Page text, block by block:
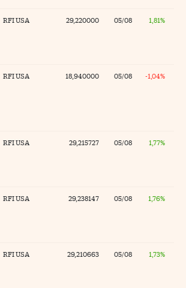
RFI USA 29,220000 05/08 1,81%
RFI USA 18,940000 05/08 -1,04%
RFI USA 29,215727 05/08 1,77%
RFI USA 29,238147 05/08 1,76%
RFI USA 29,210663 05/08 1,73%